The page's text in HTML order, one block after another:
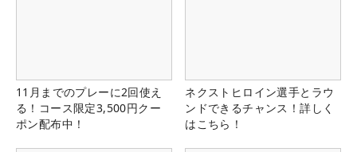
11月までのプレーに2回使え
る！コース限定3,500円クー
ポン配布中！
ネクストヒロイン選手とラウ
ンドできるチャンス！詳しく
はこちら！